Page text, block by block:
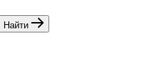
Найти